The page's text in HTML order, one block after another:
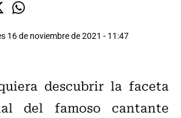
16 de noviembre de 2021 - 11:47
descubrir la faceta
del famoso cantante